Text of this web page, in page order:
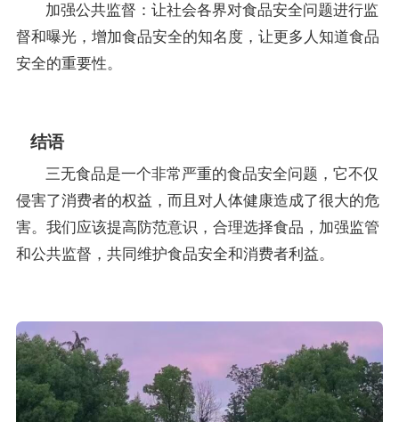
加强公共监督：让社会各界对食品安全问题进行监
督和曝光，增加食品安全的知名度，让更多人知道食品
安全的重要性。
结语
三无食品是一个非常严重的食品安全问题，它不仅
侵害了消费者的权益，而且对人体健康造成了很大的危
害。我们应该提高防范意识，合理选择食品，加强监管
和公共监督，共同维护食品安全和消费者利益。